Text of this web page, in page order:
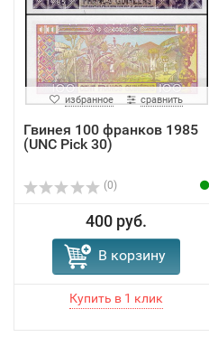
избранное сравнить
Гвинея 100 франков 1985
(UNC Pick 30)
(0)
400 руб.
В корзину